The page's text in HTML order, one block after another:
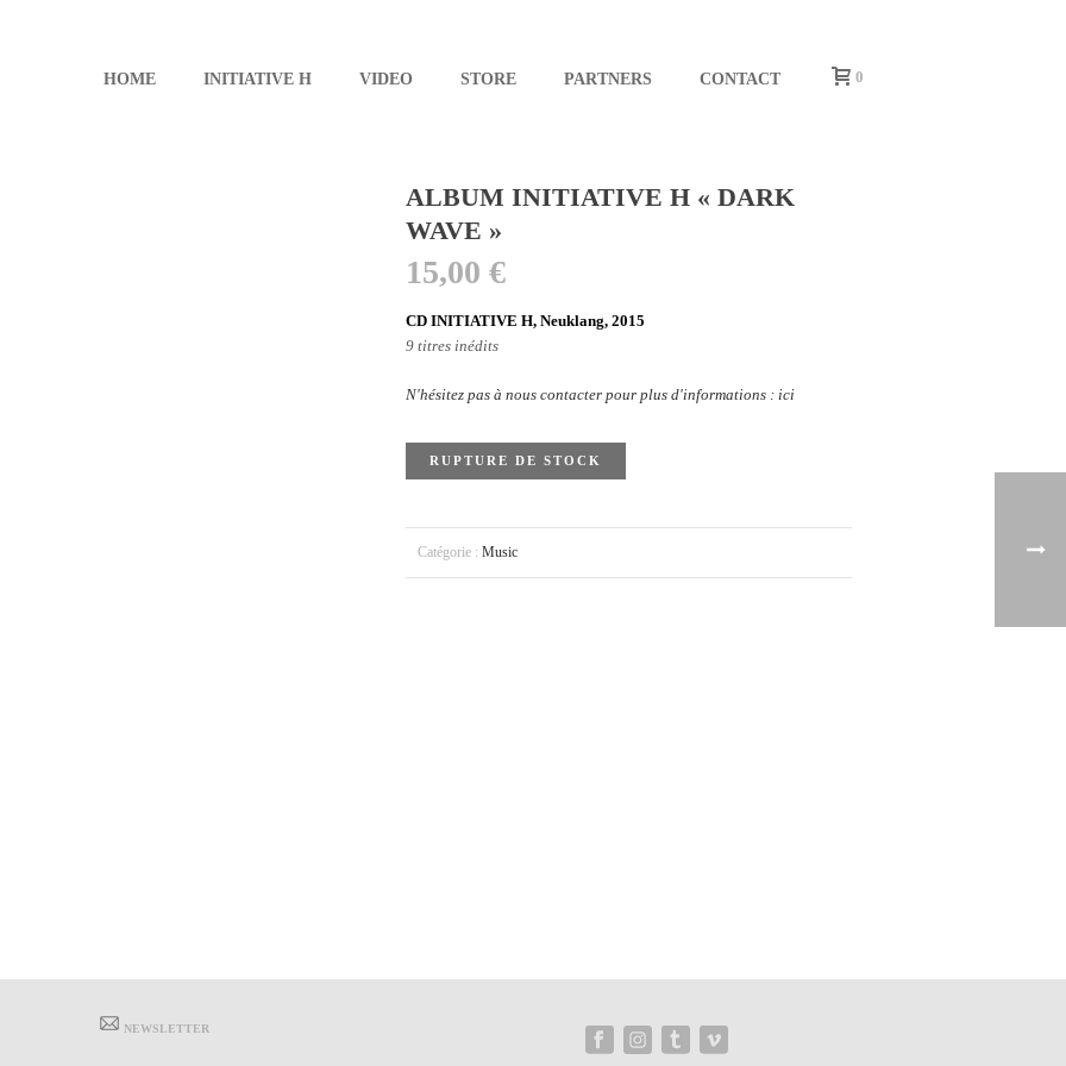
HOME INITIATIVE H VIDEO STORE PARTNERS CONTACT 0
ALBUM INITIATIVE H « DARK
WAVE »
15,00€
CD INITIATIVE H, Neuklang, 2015
9 titres inédits
N'hésitez pas à nous contacter pour plus d'informations : ici
RUPTURE DE STOCK
Catégorie :Music
NEWSLETTER